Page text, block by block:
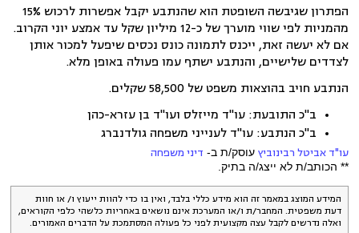
הפתרון שגיבשה השופטת הוא שהנתבע יקבל אפשרות לרכוש 15%
מהמניות לפי שווי מוערך של כ-12 מיליון שקל עד אמצע יוני הקרוב.
אם לא יעשה זאת, ייכנס לתמונה כונס נכסים שיפעל למכור אותן
לצדדים שלישיים, והנתבע ישתף עמו פעולה באופן מלא.
הנתבע חויב בהוצאות משפט של 58,500 שקלים.
ב"כ התובעת: עו"ד מייזלס ועו"ד בן עזרא-כהן
ב"כ הנתבע: עו"ד לענייני משפחה גולדנברג
עו"ד אביטל רבינוביץ עוסק/ת ב- דיני משפחה
** הכותב/ת לא ייצג/ה בתיק.
המידע המוצג במאמר זה הוא מידע כללי בלבד, ואין בו כדי להוות ייעוץ ו/ או חוות
דעת משפטית. המחבר/ת ו/או המערכת אינם נושאים באחריות כלשהי כלפי הקוראים,
ואלה נדרשים לקבל עצה מקצועית לפני כל פעולה המסתמכת על הדברים האמורים.